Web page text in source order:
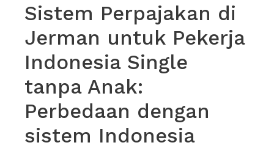
Sistem Perpajakan di
Jerman untuk Pekerja
Indonesia Single
tanpa Anak:
Perbedaan dengan
sistem Indonesia